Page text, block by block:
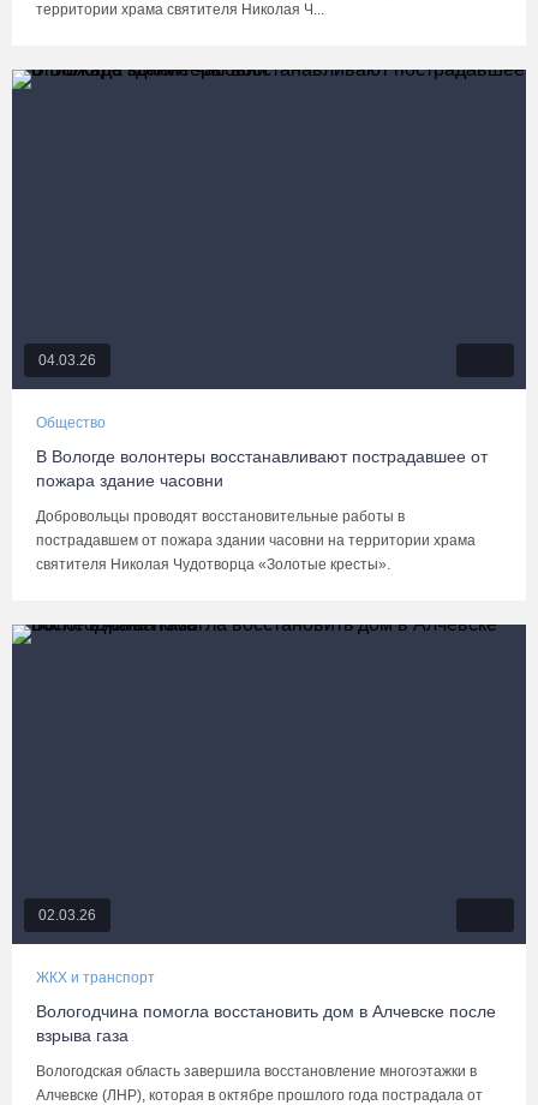
территории храма святителя Николая Ч...
04.03.26
Общество
В Вологде волонтеры восстанавливают пострадавшее от
пожара здание часовни
Добровольцы проводят восстановительные работы в
пострадавшем от пожара здании часовни на территории храма
святителя Николая Чудотворца «Золотые кресты».
02.03.26
ЖКХ и транспорт
Вологодчина помогла восстановить дом в Алчевске после
взрыва газа
Вологодская область завершила восстановление многоэтажки в
Алчевске (ЛНР), которая в октябре прошлого года пострадала от